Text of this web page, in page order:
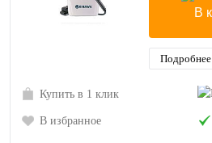
Подробнее
Купить в 1 клик
В избранное